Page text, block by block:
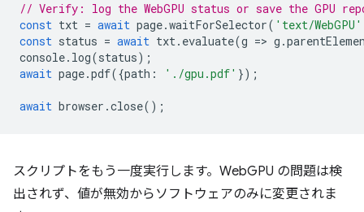
// Verify: log the WebGPU status or save the GPU
const txt = await page.waitForSelector( 'text/WebGPU'
const status = await txt. evaluate(g => g .
console. log(status);
await page.pdf({path : './gpu.pdf' });
await browser .close();
スクリプトをもう一度実行します。WebGPU の問題は検
出されず、値が無効からソフトウェアのみに変更されま